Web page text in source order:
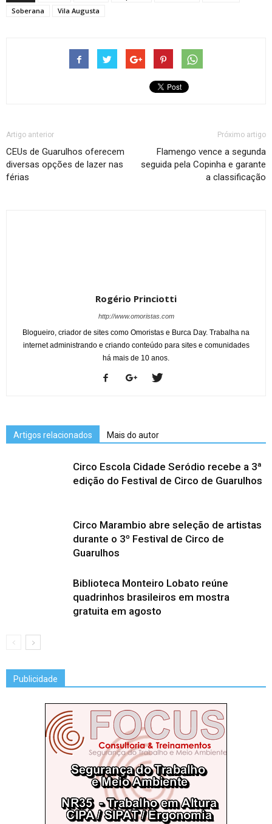
Soberana
Vila Augusta
Artigo anterior
CEUs de Guarulhos oferecem
diversas opções de lazer nas
férias
Próximo artigo
Flamengo vence a segunda
seguida pela Copinha e garante
a classificação
Rogério Princiotti
http://www.omoristas.com
Blogueiro, criador de sites como Omoristas e Burca Day. Trabalha na
internet administrando e criando conteúdo para sites e comunidades
há mais de 10 anos.
Artigos relacionados Mais do autor
Circo Escola Cidade Seródio recebe a 3ª
edição do Festival de Circo de Guarulhos
Circo Marambio abre seleção de artistas
durante o 3º Festival de Circo de
Guarulhos
Biblioteca Monteiro Lobato reúne
quadrinhos brasileiros em mostra
gratuita em agosto
Publicidade